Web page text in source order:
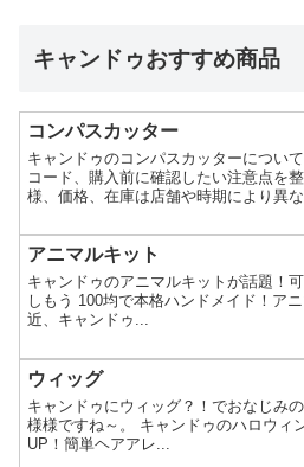
キャンドゥおすすめ商品
コンパスカッター
キャンドゥのコンパスカッターについ
コード、購入前に確認したい注意点を
様、価格、在庫は店舗や時期により異
アニマルキット
キャンドゥのアニマルキットが話題！
しもう 100均で本格ハンドメイド！ア
近、キャンドゥ...
ウィッグ
キャンドゥにウィッグ？！でおなじみ
様様ですね～。 キャンドゥのハロウィ
UP！簡単ヘアアレ...